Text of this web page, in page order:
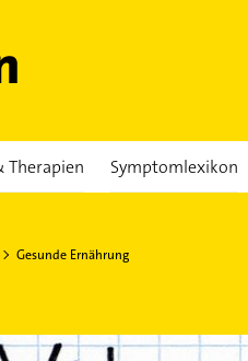
Therapien Symptomlexikon
Gesunde Ernährung